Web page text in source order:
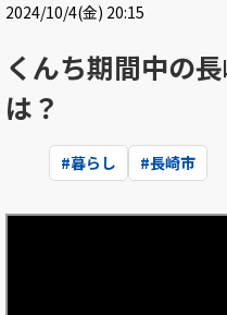
2024/10/4(金) 20:15
くんち期間中の
は？
#暮らし #長崎市